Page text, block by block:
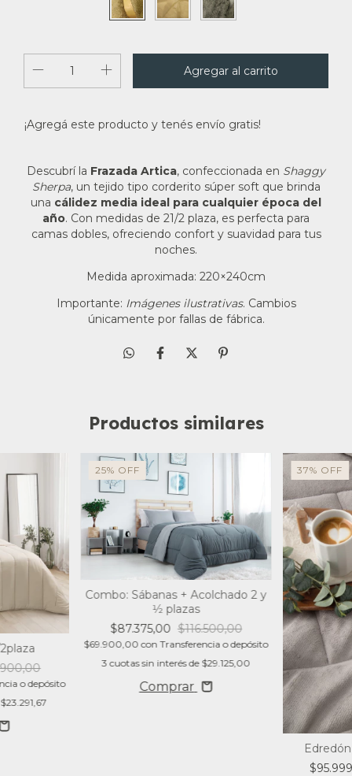
¡Agregá este producto y tenés envío gratis!
Descubrí la Frazada Artica, confeccionada en Shaggy
Sherpa, un tejido tipo corderito súper soft que brinda
una cálidez media ideal para cualquier época del
año. Con medidas de 21/2 plaza, es perfecta para
camas dobles, ofreciendo confort y suavidad para tus
noches.
Medida aproximada: 220×240cm
Importante: Imágenes ilustrativas. Cambios
únicamente por fallas de fábrica.
Productos similares
o depósito
$23.291,67
25% OFF
Combo: Sábanas + Acolchado 2 y
1⁄2 plazas
$87.375,00 $116.500,00
$69.900,00con Transferencia o depósito
3 cuotas sin interés de $29.125,00
Comprar
37% OFF